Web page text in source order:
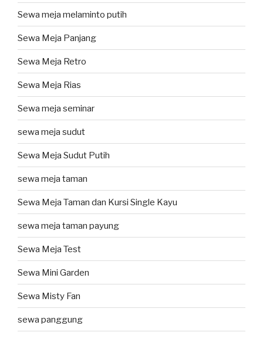
Sewa meja melaminto putih
Sewa Meja Panjang
Sewa Meja Retro
Sewa Meja Rias
Sewa meja seminar
sewa meja sudut
Sewa Meja Sudut Putih
sewa meja taman
Sewa Meja Taman dan Kursi Single Kayu
sewa meja taman payung
Sewa Meja Test
Sewa Mini Garden
Sewa Misty Fan
sewa panggung